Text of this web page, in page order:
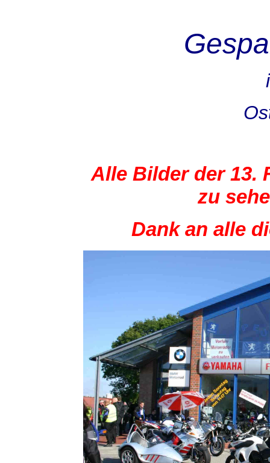
Alle Bilder der 13.
zu
Dank an alle